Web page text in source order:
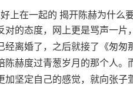
态度，网上更是骂声一片
离婚了，之后就接了《匆
赫度过青葱岁月的那个人
坚定自己的感觉，就向张